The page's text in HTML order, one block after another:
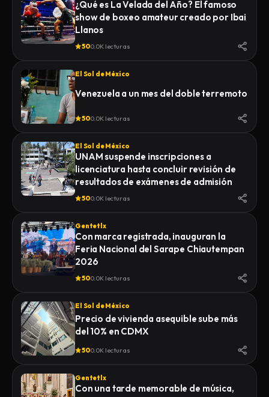
¿Qué es La Velada del Año? El famoso
show de boxeo amateur creado por Ibai
Llanos
500.0K lecturas
El Sol de México
Venezuela a un mes del doble terremoto
500.0K lecturas
El Sol de México
UNAM suspende inscripciones a
licenciatura hasta concluir revisión de
resultados de exámenes de admisión
500.0K lecturas
Gentetlx
Con marca registrada, inauguran la
Feria Nacional del Sarape Chiautempan
2026
500.0K lecturas
El Sol de México
Precio de vivienda asequible sube más
del 10% en CDMX
500.0K lecturas
Gentetlx
Con una tarde memorable de música,